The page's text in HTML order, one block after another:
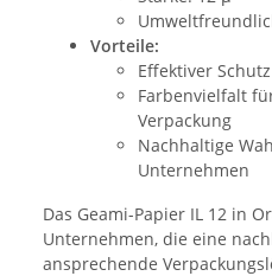
Vorteile:
Effektiver
Farbenvielfalt
Verpackung
Nachhaltige
Unternehmen
Das Geami-Papier IL 12 in
Unternehmen, die eine
ansprechende